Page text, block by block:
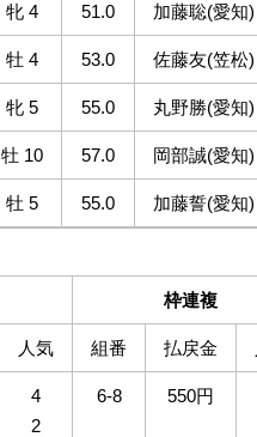
牝 4 51.0 加藤聡(愛知)
牡 4 53.0 佐藤友(笠松)
牝 5 55.0 丸野勝(愛知)
牡 10 57.0 岡部誠(愛知)
牡 5 55.0 加藤誓(愛知)
枠連複
人気 組番 払戻金
4
2
6-8 550円